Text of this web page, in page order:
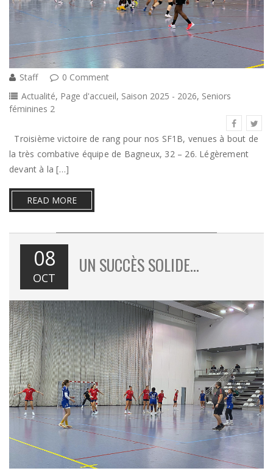
Staff
0 Comment
Actualité, Page d'accueil, Saison 2025 - 2026, Seniors
féminines 2
Troisième victoire de rang pour nos SF1B, venues à bout de
la très combative équipe de Bagneux, 32 – 26. Légèrement
devant à la […]
READ MORE
08
OCT
UN SUCCÈS SOLIDE…